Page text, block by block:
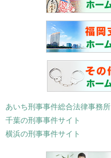
あいち刑事事件総合法律事務所
千葉の刑事事件サイト
横浜の刑事事件サイト